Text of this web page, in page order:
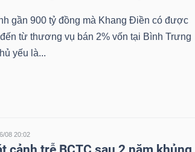
gần 900 tỷ đồng mà Khang Điền có được
từ thương vụ bán 2% vốn tại Bình Trưng
yếu là...
08 20:02